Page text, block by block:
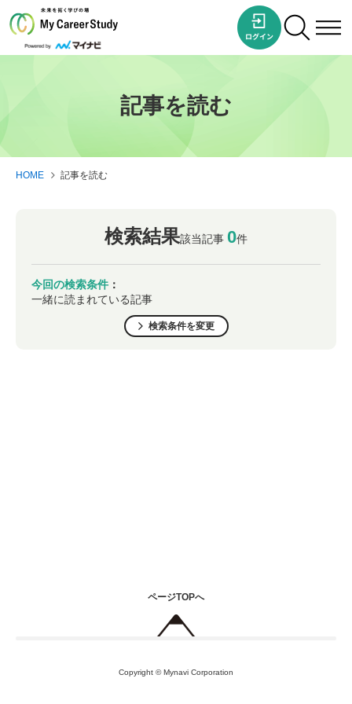
記事を読む
HOME 記事を読む
検索結果該当記事 0件
今回の検索条件 ：
一緒に読まれている記事
検索条件を変更
ページTOPへ
Copyright © Mynavi Corporation